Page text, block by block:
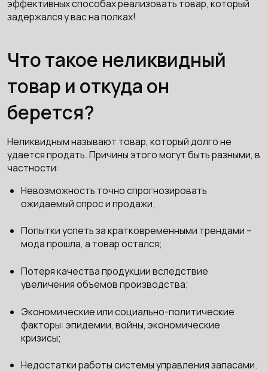
эффективных способах реализовать товар, который
задержался у вас на полках!
Что такое неликвидный
товар и откуда он
берется?
Неликвидным называют товар, который долго не
удается продать. Причины этого могут быть разными, в
частности:
Невозможность точно спрогнозировать
ожидаемый спрос и продажи;
Попытки успеть за кратковременными трендами –
мода прошла, а товар остался;
Потеря качества продукции вследствие
увеличения объемов производства;
Экономические или социально-политические
факторы: эпидемии, войны, экономические
кризисы;
Недостатки работы системы управления запасами.